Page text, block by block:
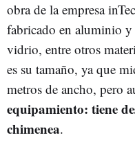
obra de la empresa
fabricado en aluminio
vidrio, entre otros
es su tamaño, ya que
metros de ancho, pero
equipamiento: tiene
chimenea.